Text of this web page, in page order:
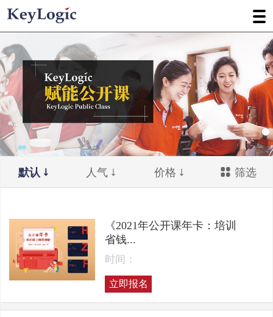
默认 人气 价格 筛选
《2021年公开课年卡：培训
省钱...
时间：
立即报名